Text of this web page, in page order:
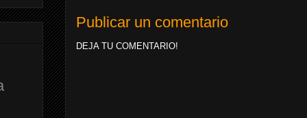
Publicar un comentario
DEJA TU COMENTARIO!